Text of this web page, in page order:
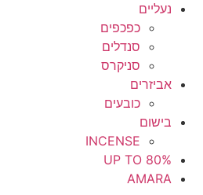
נעליים
כפכפים
סנדלים
סניקרס
אביזרים
כובעים
בישום
INCENSE
UP TO 80%
AMARA